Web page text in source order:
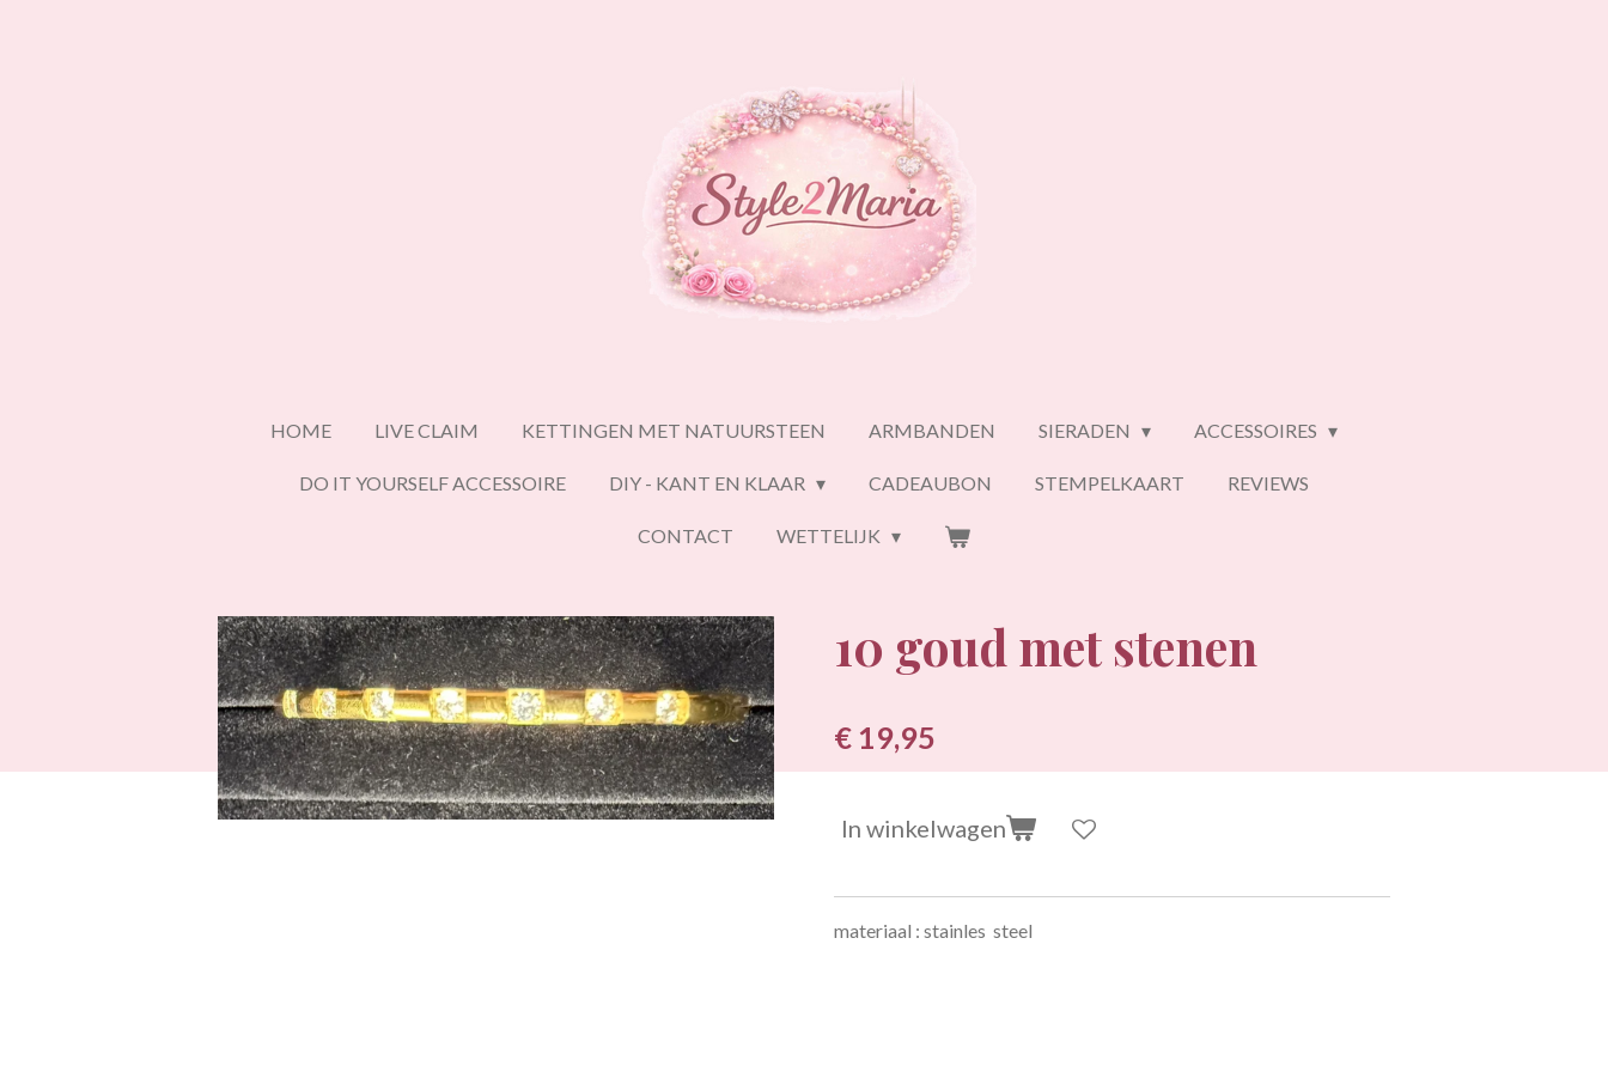
HOME LIVE CLAIM KETTINGEN MET NATUURSTEEN ARMBANDEN SIERADEN ACCESSOIRES
DO IT YOURSELF ACCESSOIRE DIY - KANT EN KLAAR CADEAUBON STEMPELKAART REVIEWS
CONTACT WETTELIJK
10 goud met stenen
€ 19,95
In winkelwagen
materiaal : stainles steel